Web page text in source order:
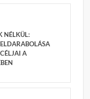
NÉLKÜL:
A